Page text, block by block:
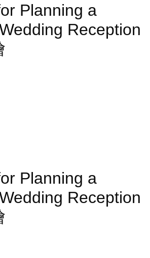
Planning a
Reception
Planning a
Reception